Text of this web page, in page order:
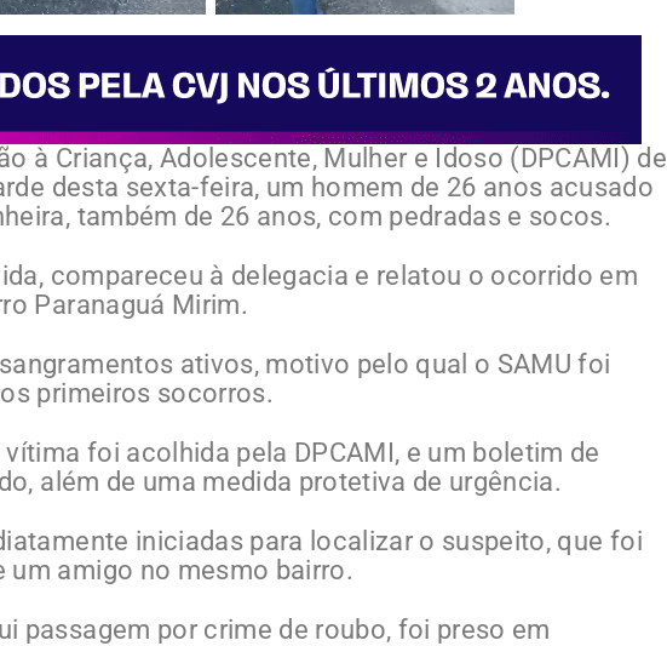
à Criança, Adolescente, Mulher e Idoso (DPCAMI) de
desta sexta-feira, um homem de 26 anos acusado
também de 26 anos, com pedradas e socos.
compareceu à delegacia e relatou o ocorrido em
Paranaguá Mirim.
ativos, motivo pelo qual o SAMU foi
primeiros socorros.
foi acolhida pela DPCAMI, e um boletim de
além de uma medida protetiva de urgência.
iniciadas para localizar o suspeito, que foi
um amigo no mesmo bairro.
passagem por crime de roubo, foi preso em